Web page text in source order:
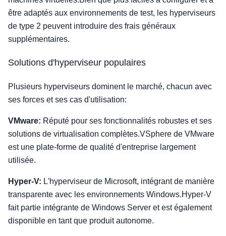
être adaptés aux environnements de test, les hyperviseurs
de type 2 peuvent introduire des frais généraux
supplémentaires.
Solutions d'hyperviseur populaires
Plusieurs hyperviseurs dominent le marché, chacun avec
ses forces et ses cas d'utilisation:
VMware: Réputé pour ses fonctionnalités robustes et ses
solutions de virtualisation complètes.VSphere de VMware
est une plate-forme de qualité d'entreprise largement
utilisée.
Hyper-V: L'hyperviseur de Microsoft, intégrant de manière
transparente avec les environnements Windows.Hyper-V
fait partie intégrante de Windows Server et est également
disponible en tant que produit autonome.